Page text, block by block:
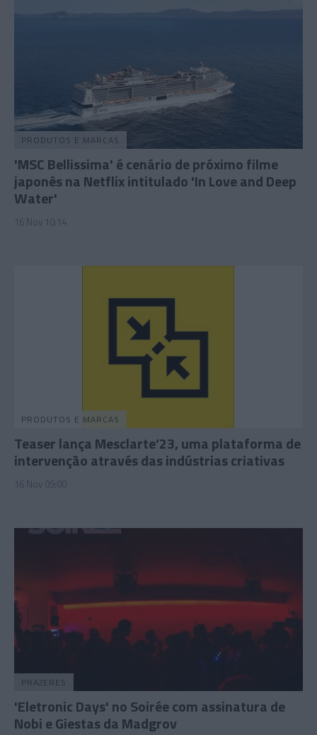
PRODUTOS E MARCAS
'MSC Bellissima' é cenário de próximo filme
japonês na Netflix intitulado 'In Love and Deep
Water'
16 Nov 10:14
PRODUTOS E MARCAS
Teaser lança Mesclarte’23, uma plataforma de
intervenção através das indústrias criativas
16 Nov 09:00
PRAZERES
'Eletronic Days' no Soirée com assinatura de
Nobi e Giestas da Madgrov